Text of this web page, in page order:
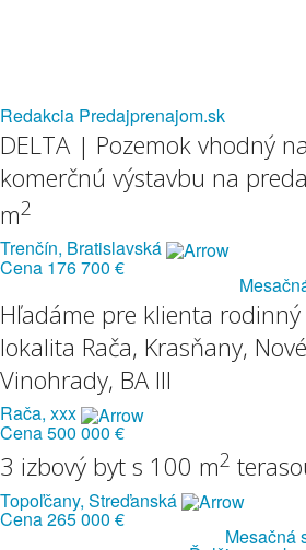
Redakcia Predajprenajom.sk
DELTA | Pozemok vhodný
komerčnú výstavbu na
m2
Trenčín, Bratislavská
Cena 176 700 €
Hľadáme pre klienta
lokalita Rača, Krasňany,
Vinohrady, BA III
Rača, xxx
Cena500 000 €
3 izbový byt s 100 m2
Topoľčany, Streďanská
Cena265 000 €
Mesačná